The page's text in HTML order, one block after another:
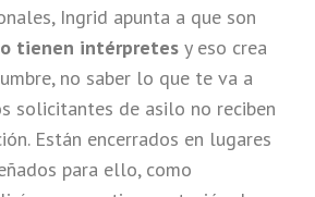
Ingrid apunta a que son
tienen intérpretes y eso crea
no saber lo que te va a
solicitantes de asilo no reciben
Están encerrados en lugares
para ello, como